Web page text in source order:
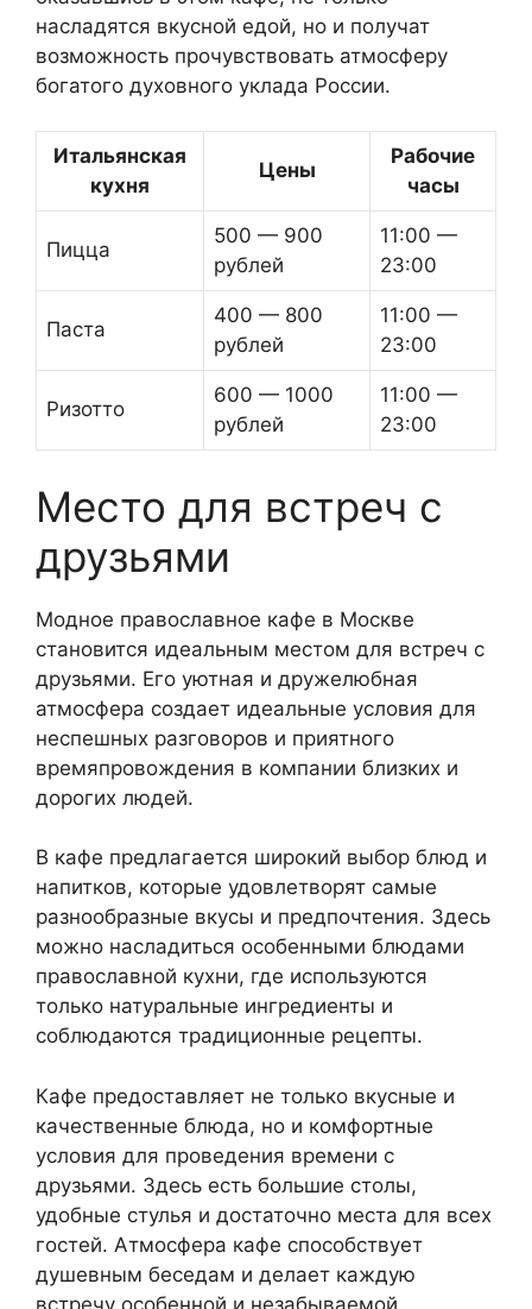
насладятся вкусной едой, но и получат
возможность прочувствовать атмосферу
богатого духовного уклада России.
Итальянская
кухня
Цены
Рабочие
часы
Пицца
500 — 900
рублей
11:00 —
23:00
Паста
400 — 800
рублей
11:00 —
23:00
Ризотто
600 — 1000
рублей
11:00 —
23:00
Место для встреч с
друзьями
Модное православное кафе в Москве
становится идеальным местом для встреч с
друзьями. Его уютная и дружелюбная
атмосфера создает идеальные условия для
неспешных разговоров и приятного
времяпровождения в компании близких и
дорогих людей.
В кафе предлагается широкий выбор блюд и
напитков, которые удовлетворят самые
разнообразные вкусы и предпочтения. Здесь
можно насладиться особенными блюдами
православной кухни, где используются
только натуральные ингредиенты и
соблюдаются традиционные рецепты.
Кафе предоставляет не только вкусные и
качественные блюда, но и комфортные
условия для проведения времени с
друзьями. Здесь есть большие столы,
удобные стулья и достаточно места для всех
гостей. Атмосфера кафе способствует
душевным беседам и делает каждую
встречу особенной и незабываемой.